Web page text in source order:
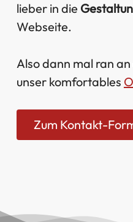
lieber in die
Webseite.
Also dann mal ran
unser komfortables
Zum Kontakt-